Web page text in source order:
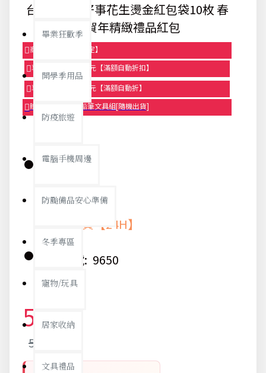
畢業狂歡季
開學季用品
防疫旅遊
電腦手機周邊
防颱備品安心準備
冬季專區
寵物/玩具
居家收納
文具禮品
台灣製MIT好事花生燙金紅包袋10枚 春
節賀年精緻禮品紅包
商品95折【今日限定】
享滿1000元折100元【滿額自動折扣】
享滿2000元折250元【滿額自動折】
贈品-滿899送色鉛筆文具組[隨機出貨]
庫存:
快速出貨【24H】
貨號: 9650
52元
54元